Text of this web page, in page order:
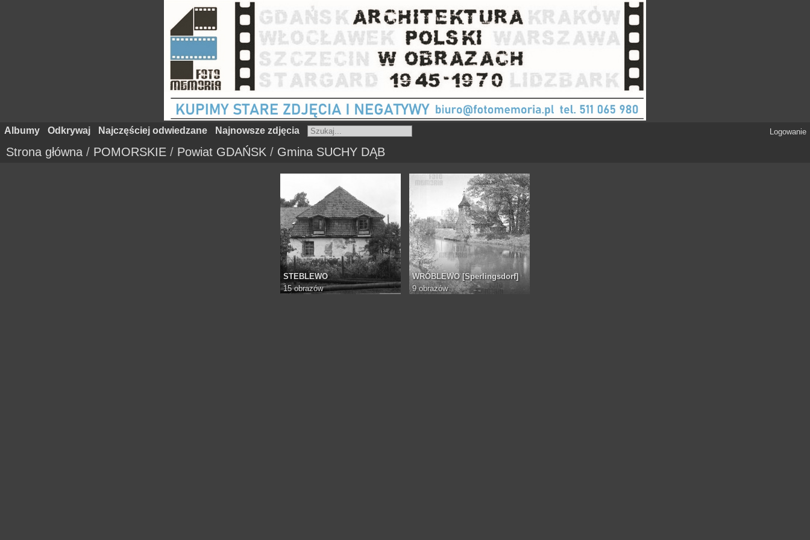
Albumy Odkrywaj Najczęściej odwiedzane Najnowsze zdjęcia Logowanie
Strona główna / POMORSKIE / Powiat GDAŃSK / Gmina SUCHY DĄB
STEBLEWO
15 obrazów
WRÓBLEWO [Sperlingsdorf]
9 obrazów